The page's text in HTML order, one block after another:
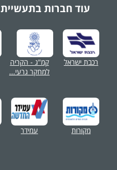
עוד חברות בתעשיית
רכבת ישראל
קמ"ג - הקריה
למחקר גרעי...
מקורות עמידר